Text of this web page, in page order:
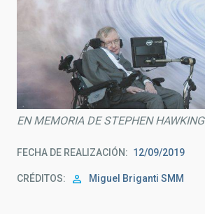
EN MEMORIA DE STEPHEN HAWKING
FECHA DE REALIZACIÓN 12/09/2019
CRÉDITOS Miguel Briganti SMM